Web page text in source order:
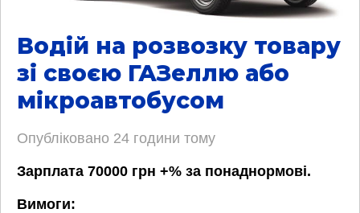
Водій на розвозку товару
зі своєю ГАЗеллю або
мікроавтобусом
Опубліковано 24 години тому
Зарплата 70000 грн +% за понаднормові.
Вимоги: